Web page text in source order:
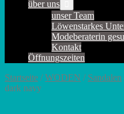
über uns
Schalter
unser Team
Löwenstarkes
Modeberaterin
Kontakt
Öffnungszeiten
Startseite /WODEN / Sandalen
dark navy